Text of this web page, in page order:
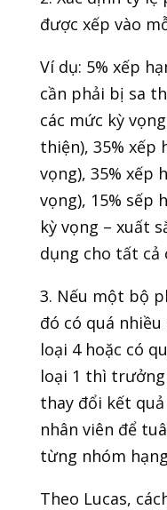
được xếp vào
Ví dụ: 5% xếp
cần phải bị sa
các mức kỳ
thiện), 35% xếp
vọng), 35% xếp
vọng), 15% sếp
kỳ vọng – xuất
dụng cho tất cả
3. Nếu một bộ
đó có quá
loại 4 hoặc có
loại 1 thì
thay đổi kết
nhân viên để
từng nhóm
Theo Lucas,